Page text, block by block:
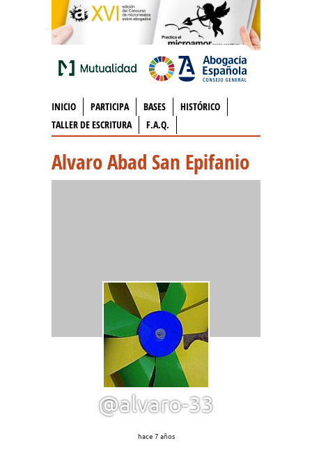
INICIO PARTICIPA BASES
HISTÓRICO
TALLER DE ESCRITURA
F.A.Q.
Alvaro Abad San Epifanio
@alvaro-33
hace 7 años